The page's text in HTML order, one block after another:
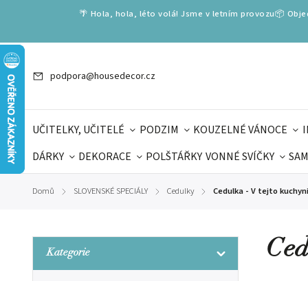
🌴 Hola, hola, léto volá! Jsme v letním provozu📦
podpora@housedecor.cz
UČITELKY, UČITELÉ PODZIM KOUZELNÉ VÁNOCE
DÁRKY
DEKORACE POLŠTÁŘKY VONNÉ SVÍČKY
SLOVENSKÉ SPECIÁLY
Domů / SLOVENSKÉ SPECIÁLY / Cedulky / Cedulka - V tejto
Kategorie